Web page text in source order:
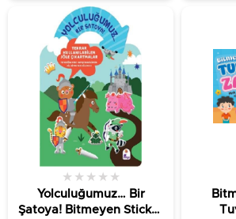
Yolculuğumuz… Bir
Şatoya! Bitmeyen Sticker
★ ★ ★ ★ ★